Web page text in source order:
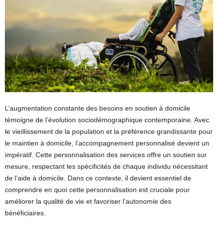
L’augmentation constante des besoins en soutien à domicile
témoigne de l’évolution sociodémographique contemporaine. Avec
le vieillissement de la population et la préférence grandissante pour
le maintien à domicile, l’accompagnement personnalisé devient un
impératif. Cette personnalisation des services offre un soutien sur
mesure, respectant les spécificités de chaque individu nécessitant
de l’aide à domicile. Dans ce contexte, il devient essentiel de
comprendre en quoi cette personnalisation est cruciale pour
améliorer la qualité de vie et favoriser l’autonomie des
bénéficiaires.